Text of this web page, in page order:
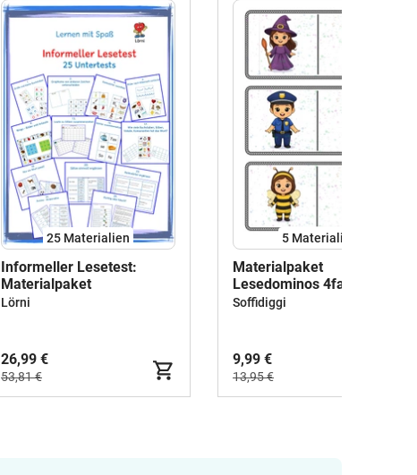
25 Materialien
Informeller Lesetest:
Materialpaket
Lörni
26,99 €
53,81 €
5 Materialien
Materialpaket
Lesedominos 4fach
differenziert
Soffidiggi
9,99 €
13,95 €